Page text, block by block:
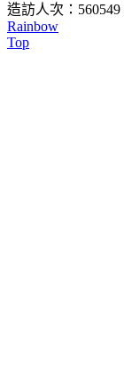
造訪人次：560549
Rainbow
Top